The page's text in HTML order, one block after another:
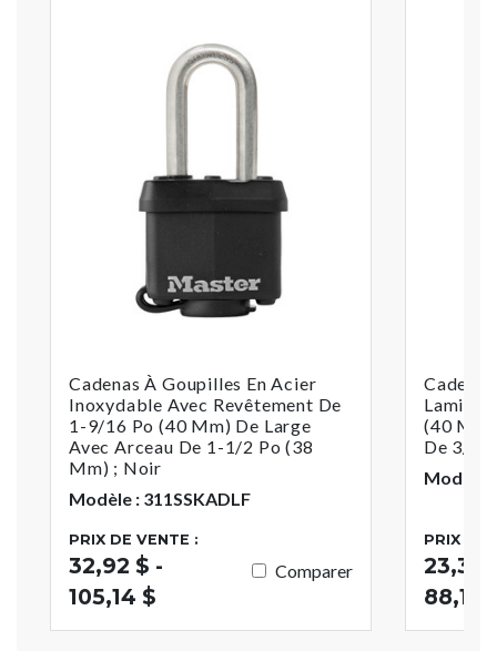
Cadenas À Goupilles En Acier
Inoxydable Avec Revêtement De
1-9/16 Po (40 Mm) De Large
Avec Arceau De 1-1/2 Po (38
Mm) ; Noir
Modèle : 311SSKADLF
PRIX DE VENTE :
32,92 $ -
105,14 $
Comparer
Laminé
(40
De 3/4
Modèle :
PRIX DE
23,37
88,19